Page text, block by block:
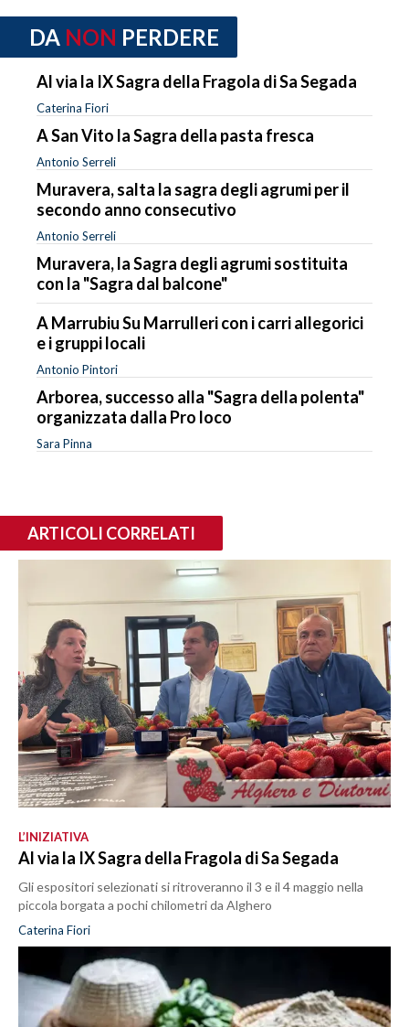
DA NON PERDERE
Al via la IX Sagra della Fragola di Sa Segada
Caterina Fiori
A San Vito la Sagra della pasta fresca
Antonio Serreli
Muravera, salta la sagra degli agrumi per il
secondo anno consecutivo
Antonio Serreli
Muravera, la Sagra degli agrumi sostituita
con la "Sagra dal balcone"
A Marrubiu Su Marrulleri con i carri allegorici
e i gruppi locali
Antonio Pintori
Arborea, successo alla "Sagra della polenta"
organizzata dalla Pro loco
Sara Pinna
ARTICOLI CORRELATI
L’INIZIATIVA
Al via la IX Sagra della Fragola di Sa Segada
Gli espositori selezionati si ritroveranno il 3 e il 4 maggio nella
piccola borgata a pochi chilometri da Alghero
Caterina Fiori